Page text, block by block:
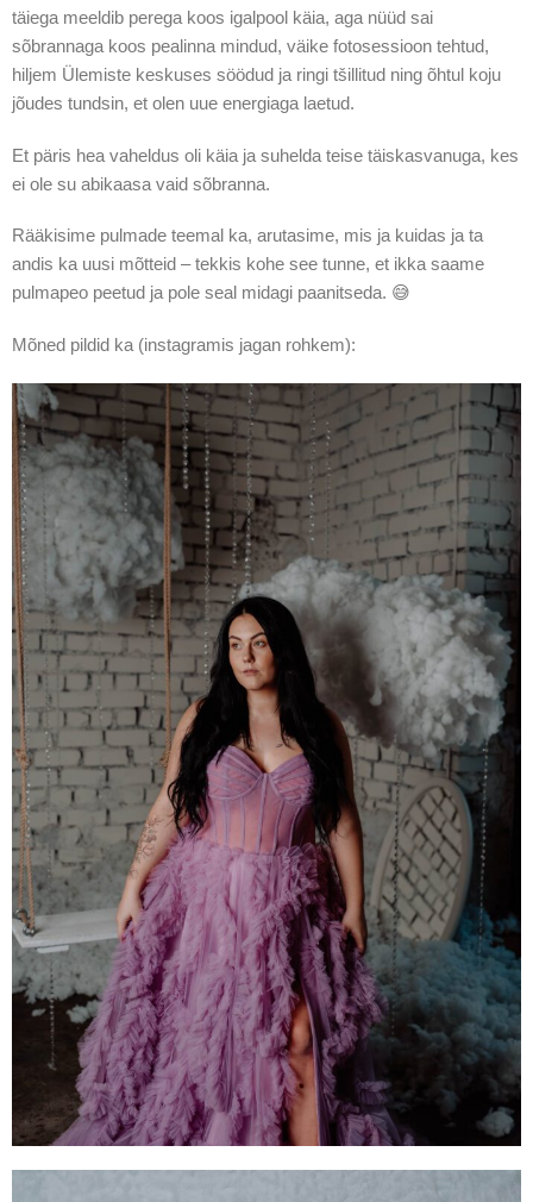
täiega meeldib perega koos igalpool käia, aga nüüd sai
sõbrannaga koos pealinna mindud, väike fotosessioon tehtud,
hiljem Ülemiste keskuses söödud ja ringi tšillitud ning õhtul koju
jõudes tundsin, et olen uue energiaga laetud.
Et päris hea vaheldus oli käia ja suhelda teise täiskasvanuga, kes
ei ole su abikaasa vaid sõbranna.
Rääkisime pulmade teemal ka, arutasime, mis ja kuidas ja ta
andis ka uusi mõtteid – tekkis kohe see tunne, et ikka saame
pulmapeo peetud ja pole seal midagi paanitseda. 😅
Mõned pildid ka (instagramis jagan rohkem):